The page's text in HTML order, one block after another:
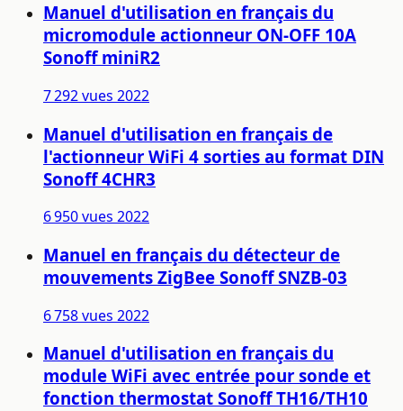
Manuel d'utilisation en français du
micromodule actionneur ON-OFF 10A
Sonoff miniR2
7 292 vues 2022
Manuel d'utilisation en français de
l'actionneur WiFi 4 sorties au format DIN
Sonoff 4CHR3
6 950 vues 2022
Manuel en français du détecteur de
mouvements ZigBee Sonoff SNZB-03
6 758 vues 2022
Manuel d'utilisation en français du
module WiFi avec entrée pour sonde et
fonction thermostat Sonoff TH16/TH10